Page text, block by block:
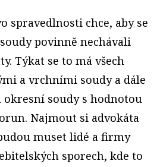
spravedlnosti chce, aby se
povinně nechávali
Týkat se to má všech
a vrchními soudy a dále
okresní soudy s hodnotou
Najmout si advokáta
muset lidé a firmy
sporech, kde to